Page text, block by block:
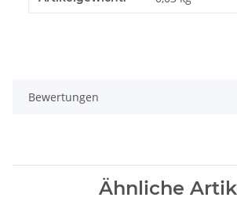
Bewertungen
Ähnliche